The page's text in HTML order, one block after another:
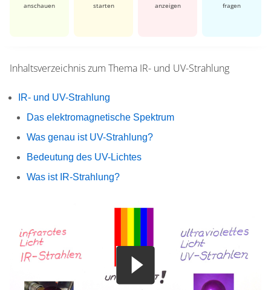
anschauen starten anzeigen fragen
Inhaltsverzeichnis zum Thema IR- und UV-Strahlung
IR- und UV-Strahlung
Das elektromagnetische Spektrum
Was genau ist UV-Strahlung?
Bedeutung des UV-Lichtes
Was ist IR-Strahlung?